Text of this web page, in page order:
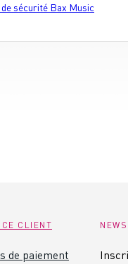
sécurité Bax Music
CLIENT
de paiement